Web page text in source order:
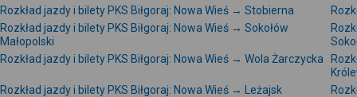
Rozkład jazdy i bilety PKS Biłgoraj: Nowa Wieś → Stobierna
Rozkład jazdy i bilety PKS Biłgoraj: Nowa Wieś → Sokołów
Małopolski
Rozkład jazdy i bilety PKS Biłgoraj: Nowa Wieś → Wola Żarczycka
Rozkład jazdy i bilety PKS Biłgoraj: Nowa Wieś → Leżajsk